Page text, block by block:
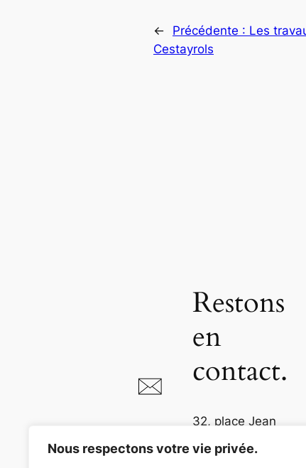
Nous respectons votre vie privée.
← Précédente : Les
Cestayrols
Restons
en
contact.
32, place Jean
Jaurès